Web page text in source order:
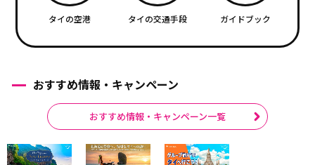
タイの空港 タイの交通手段 ガイドブック
おすすめ情報・キャンペーン
おすすめ情報・キャンペーン一覧